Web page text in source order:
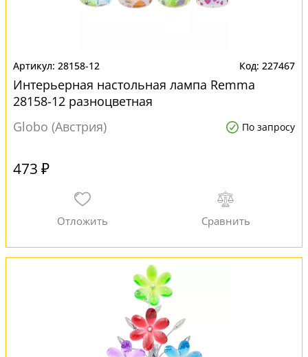
28158-12 227467
Интерьерная настольная лампа Remma
28158-12 разноцветная
Globo (Австрия)
По запросу
473 ₽